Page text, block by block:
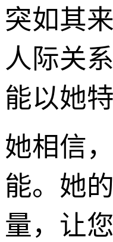
突如其
人际关
能以她
她相信
能。她
量，让